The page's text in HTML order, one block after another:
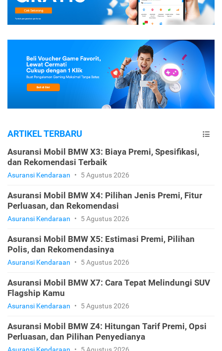
ARTIKEL TERBARU
Asuransi Mobil BMW X3: Biaya Premi, Spesifikasi,
dan Rekomendasi Terbaik
Asuransi Kendaraan • 5 Agustus 2026
Asuransi Mobil BMW X4: Pilihan Jenis Premi, Fitur
Perluasan, dan Rekomendasi
Asuransi Kendaraan • 5 Agustus 2026
Asuransi Mobil BMW X5: Estimasi Premi, Pilihan
Polis, dan Rekomendasinya
Asuransi Kendaraan • 5 Agustus 2026
Asuransi Mobil BMW X7: Cara Tepat Melindungi SUV
Flagship Kamu
Asuransi Kendaraan • 5 Agustus 2026
Asuransi Mobil BMW Z4: Hitungan Tarif Premi, Opsi
Perluasan, dan Pilihan Penyedianya
Asuransi Kendaraan • 5 Agustus 2026